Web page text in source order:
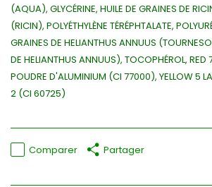
(AQUA), GLYCÉRINE, HUILE DE GRAINES DE
(RICIN), POLYÉTHYLÈNE TÉRÉPHTALATE,
GRAINES DE HELIANTHUS ANNUUS
DE HELIANTHUS ANNUUS), TOCOPHÉROL, RED
POUDRE D'ALUMINIUM (CI 77000), YELLOW 5
2 (CI 60725)
Comparer Partager